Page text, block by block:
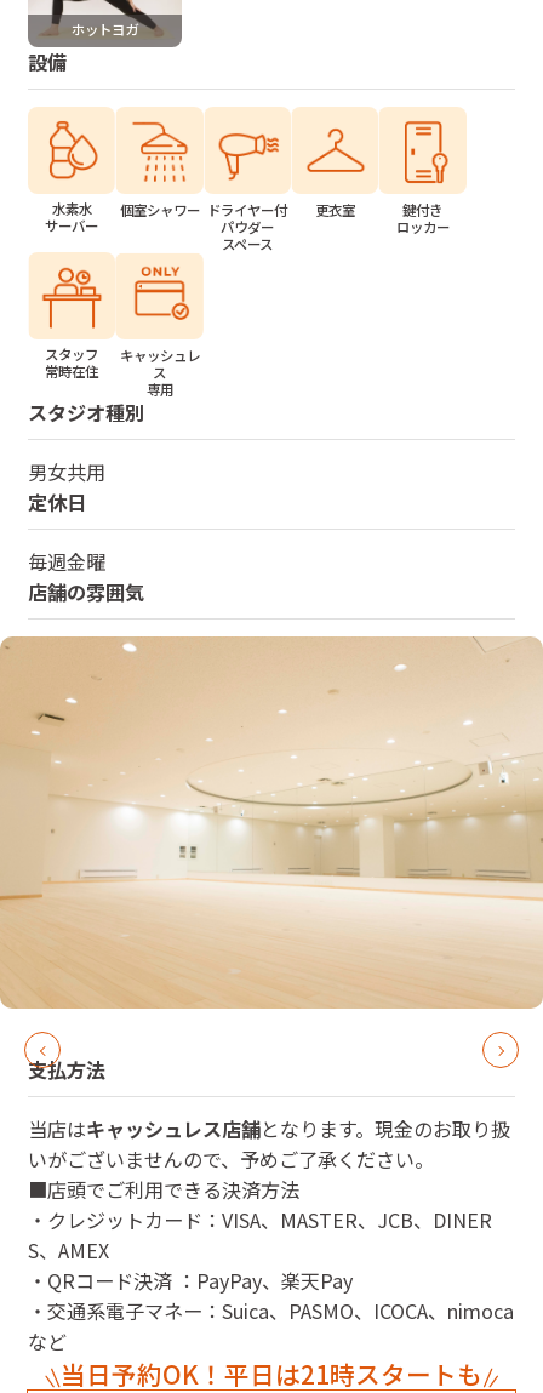
ホットヨガ
設備
水素水
サーバー
個室シャワー ドライヤー付
パウダー
スペース
更衣室
鍵付き
ロッカー
スタッフ
常時在住
キャッシュレ
ス
専用
スタジオ種別
男女共用
定休日
毎週金曜
店舗の雰囲気
支払方法
当店はキャッシュレス店舗となります。現金のお取り扱
いがございませんので、予めご了承ください。
■店頭でご利用できる決済方法
・クレジットカード：VISA、MASTER、JCB、DINER
S、AMEX
・QRコード決済 ：PayPay、楽天Pay
・交通系電子マネー：Suica、PASMO、ICOCA、nimoca
など
当日予約OK！平日は21時スタートも